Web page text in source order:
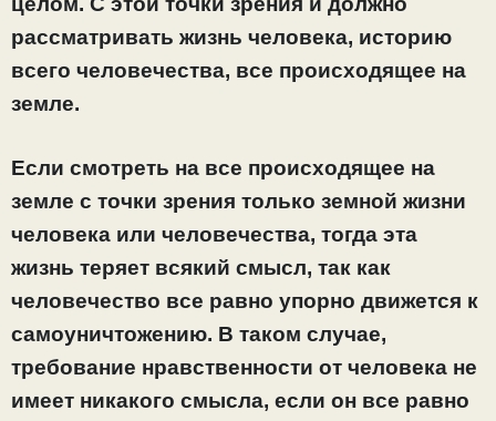
рассматривать жизнь человека, историю
всего человечества, все происходящее на
земле.
Если смотреть на все происходящее на
земле с точки зрения только земной жизни
человека или человечества, тогда эта
жизнь теряет всякий смысл, так как
человечество все равно упорно движется к
самоуничтожению. В таком случае,
требование нравственности от человека не
имеет никакого смысла, если он все равно